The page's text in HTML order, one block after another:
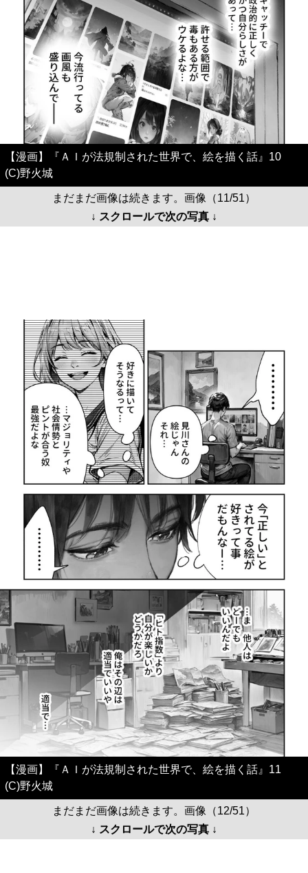
【漫画】『ＡＩが法規制された世界で、絵を描く話』10
(C)野火城
まだまだ画像は続きます。画像（11/51）
↓ スクロールで次の写真 ↓
【漫画】『ＡＩが法規制された世界で、絵を描く話』11
(C)野火城
まだまだ画像は続きます。画像（12/51）
↓ スクロールで次の写真 ↓